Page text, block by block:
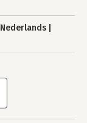
Nederlands